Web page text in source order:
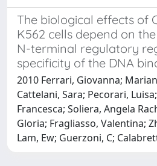
The biological effects of
K562 cells depend on
N-terminal regulatory
specificity of the DNA
2010 Ferrari, Giovanna;
Cattelani, Sara; Pecorari,
Francesca; Soliera, Angela
Gloria; Fragliasso, Valentina;
Lam, Ew; Guerzoni, C;